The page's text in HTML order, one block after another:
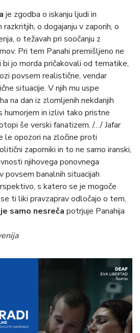
je zgodba o iskanju ljudi in
o dogajanju v zaporih, o
o težavah pri soočanju z
Pri tem Panahi premišljeno ne
jo morda pričakovali od tematike,
povsem realistične, vendar
situacije. V njih mu uspe
na dan iz zlomljenih nekdanjih
humorjem in izlivi tako pristne
še verski fanatizem. /…/ Jafar
le opozori na zločine proti
zaporniki in to ne samo iranski,
njihovega ponovnega
povsem banalnih situacijah
s katero se je mogoče
ti liki pravzaprav odločajo o tem,
samo nesreča potrjuje Panahija